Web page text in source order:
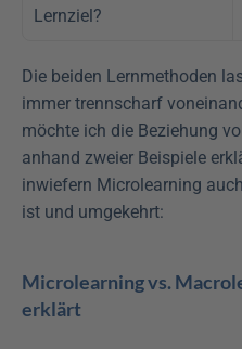
Lernziel?
Die beiden Lernmethoden
immer trennscharf
möchte ich die Beziehung
anhand zweier Beispiele
inwiefern Microlearning
ist und umgekehrt:
Microlearning vs.
erklärt